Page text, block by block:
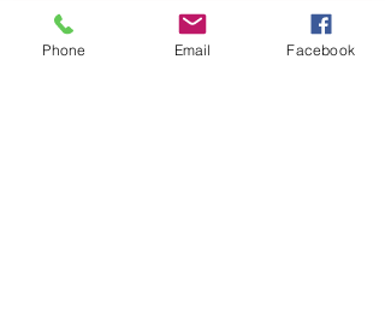
Phone Email Facebook